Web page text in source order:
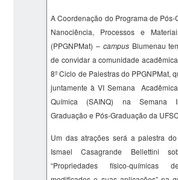
A Coordenação do Programa de Pós-
Nanociência, Processos e
(PPGNPMat) – campusBlumenau
de convidar a comunidade
8º Ciclo de Palestras do PPGNPMat,
juntamente à VI Semana
Química (SAINQ) na Semana
Graduação e Pós-Graduação da
Um das atrações será a palestra do
Ismael Casagrande Bellettini
“Propriedades físico-químicas